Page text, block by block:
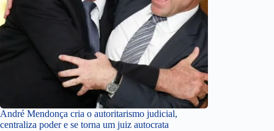
André Mendonça cria o autoritarismo judicial,
centraliza poder e se torna um juiz autocrata